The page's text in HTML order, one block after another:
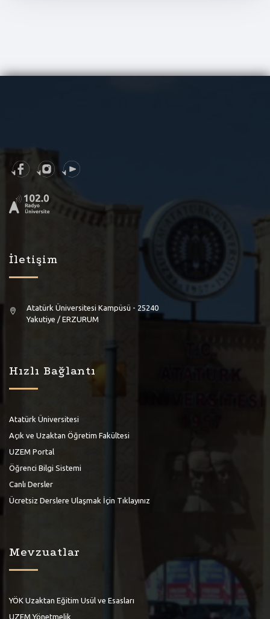
İletişim
Atatürk Üniversitesi Kampüsü - 25240
Yakutiye / ERZURUM
Hızlı Bağlantı
Atatürk Üniversitesi
Açık ve Uzaktan Öğretim Fakültesi
UZEM Portal
Öğrenci Bilgi Sistemi
Canlı Dersler
Ücretsiz Derslere Ulaşmak İçin Tıklayınız
Mevzuatlar
YÖK Uzaktan Eğitim Usül ve Esasları
UZEM Yönetmelik